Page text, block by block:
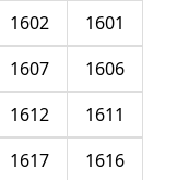
1601
1602
1606
1607
1611
1612
1616
1617